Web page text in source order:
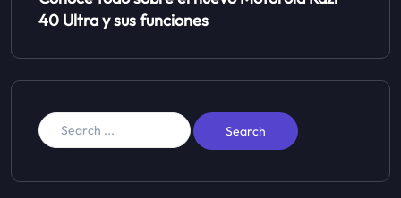
40 Ultra y sus funciones